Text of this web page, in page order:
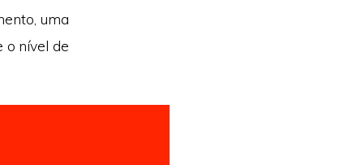
uma
o nível de